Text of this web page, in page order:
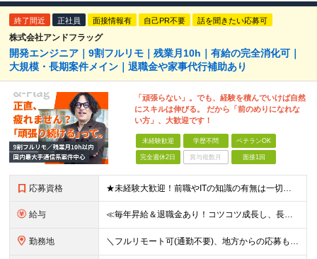
終了間近 正社員 面接情報有 自己PR不要 話を聞きたい応募可
株式会社アンドフラッグ
開発エンジニア｜9割フルリモ｜残業月10h｜有給の完全消化可｜
大規模・長期案件メイン｜退職金や家事代行補助あり
「頑張らない」。でも、経験を積んでいけば自然
にスキルは伸びる。 だから「前のめりになれな
い方」、大歓迎です！
未経験歓迎 学歴不問 ベテランOK
完全週休2日 賞与複数月 面接1回
応募資格 ★未経験大歓迎！前職やITの知識の有無は一切問いません！★第二新卒OK ■学歴不問 ■前職不問 ■ITエンジニアになりたい方 ★インフラエンジニアも同時募集中です！ ≪こんな方に向いています≫ □
給与 ≪毎年昇給＆退職金あり！コツコツ成長し、長く落ち着いた環境で活躍し続けたい方にピッタリです！≫ 月給23万円～50万円＋残業代全額支給＋業績賞与＋各種手当 ★スキル、経験等を考慮し、優遇します ★み
勤務地 ＼フルリモート可(通勤不要)、地方からの応募もOK！／ 在宅勤務、または東京、神奈川を中心とするお客様先 ★転勤はありません ★出社義務はないので、遠方の方も歓迎します！地方在住の方もぜひご相談くだ